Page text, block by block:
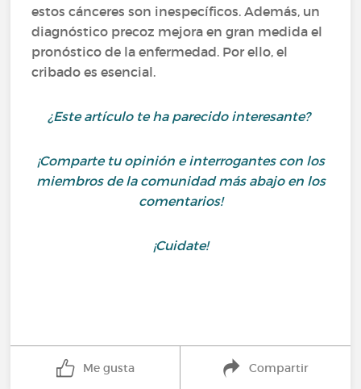
estos cánceres son inespecíficos. Además, un
diagnóstico precoz mejora en gran medida el
pronóstico de la enfermedad. Por ello, el
cribado es esencial.
¿Este artículo te ha parecido interesante?
¡Comparte tu opinión e interrogantes con los
miembros de la comunidad más abajo en los
comentarios!
¡Cuidate!
Me gusta Compartir